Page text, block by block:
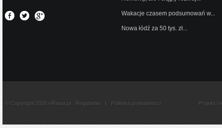
Wakacje czasem podsumowań w...
Nowa łódź za 50 tys. zł...
© Copyright 2026 eRawa.pl Regulamin | Polityka prywatnosci Projekt i